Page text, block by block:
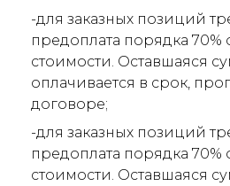
-для заказных позиций
предоплата порядка 70%
стоимости. Оставшаяся
оплачивается в срок,
договоре;
-для заказных позиций
предоплата порядка 70%
стоимости. Оставшаяся